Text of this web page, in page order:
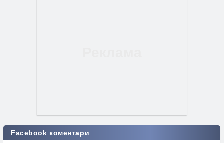
Facebook коментари